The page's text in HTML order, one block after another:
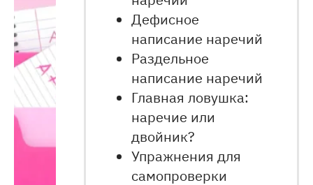
Дефисное
написание наречий
Раздельное
написание наречий
Главная ловушка:
наречие или
двойник?
Упражнения для
самопроверки